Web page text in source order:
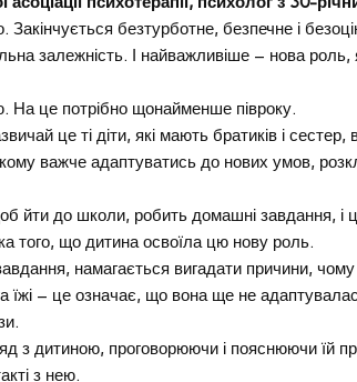
безтурботне, безпечне і
залежність. І найважливіше – нова роль,
На це потрібно щонайменше півроку.
це ті діти, які мають братиків і сестер,
важче адаптуватись до нових умов,
йти до школи, робить домашні завдання, і
того, що дитина освоїла цю нову роль.
намагається вигадати причини,
їжі – це означає, що вона ще не
з дитиною, проговорюючи і пояснюючи їй
з нею.